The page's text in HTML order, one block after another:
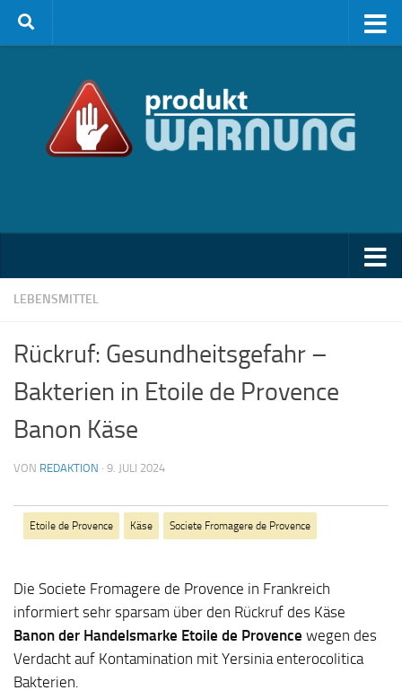
Zum Inhalt springen
LEBENSMITTEL
Rückruf: Gesundheitsgefahr –
Bakterien in Etoile de Provence
Banon Käse
VON REDAKTION · 9. JULI 2024
Etoile de Provence Käse Societe Fromagere de Provence
Die Societe Fromagere de Provence in Frankreich
informiert sehr sparsam über den Rückruf des Käse
Banon der Handelsmarke Etoile de Provence wegen des
Verdacht auf Kontamination mit Yersinia enterocolitica
Bakterien.